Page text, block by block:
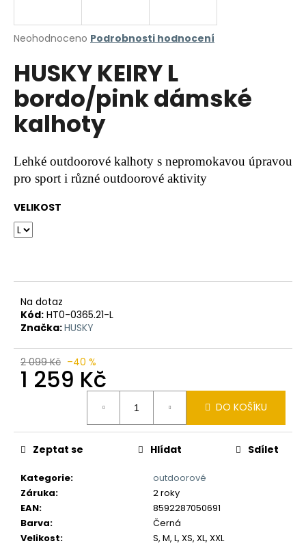
Průměrné
produktu
je
0,0
5
hvězdiček.
Neohodnoceno Podrobnosti hodnocení
HUSKY KEIRY L
bordo/pink dámské
kalhoty
Lehké outdoorové kalhoty s nepromokavou úpravou
pro sport i různé outdoorové aktivity
VELIKOST
Na dotaz
Kód: HT0-0365.21-L
Značka:HUSKY
2 099 Kč –40 %
1 259 Kč
DO KOŠÍKU
Kategorie:
outdoorové
Záruka:
2 roky
EAN:
8592287050691
Barva:
Černá
Velikost:
S, M, L, XS, XL, XXL
Zeptat se Hlídat Sdílet
j
t
?
HLEDAT
D
o
r
u
č
u
e
m